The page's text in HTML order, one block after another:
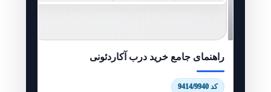
راهنمای جامع خرید درب آکاردئونی
کد 9414/9940